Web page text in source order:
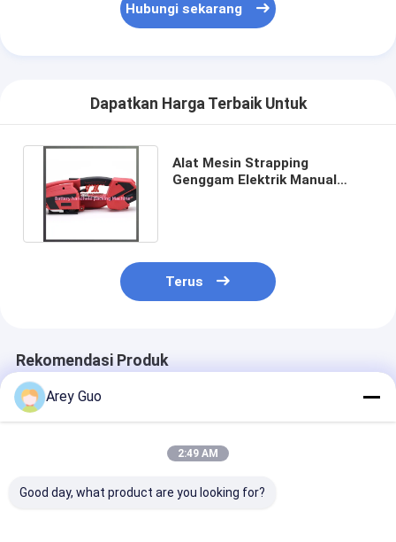
Hubungi sekarang
Dapatkan Harga Terbaik Untuk
Alat Mesin Strapping
Genggam Elektrik Manual
Terus
Rekomendasi Produk
Arey Guo
2:49 AM
Good day, what product are you looking for?